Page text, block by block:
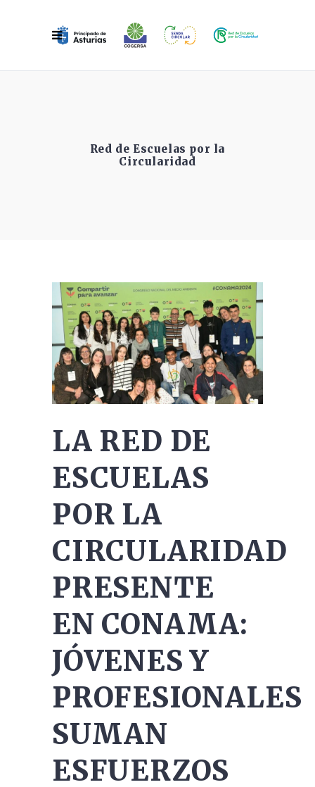
Red de Escuelas por la
Circularidad
LA RED DE
ESCUELAS
POR LA
CIRCULARIDAD
PRESENTE
EN CONAMA:
JÓVENES Y
PROFESIONALES
SUMAN
ESFUERZOS